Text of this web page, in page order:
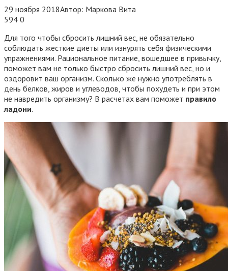
29 ноября 2018Автор: Маркова Вита
594 0
Для того чтобы сбросить лишний вес, не обязательно
соблюдать жесткие диеты или изнурять себя физическими
упражнениями. Рациональное питание, вошедшее в привычку,
поможет вам не только быстро сбросить лишний вес, но и
оздоровит ваш организм. Сколько же нужно употреблять в
день белков, жиров и углеводов, чтобы похудеть и при этом
не навредить организму? В расчетах вам поможет правило
ладони.